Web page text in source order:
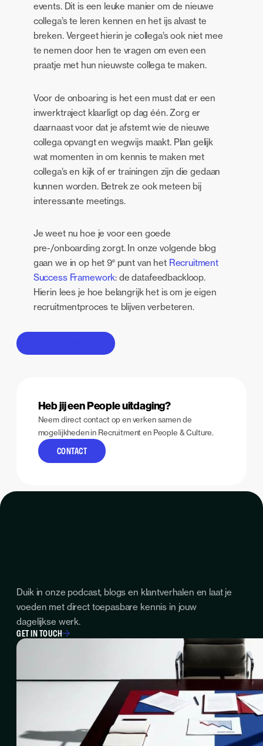
events. Dit is een leuke manier om de nieuwe
collega’s te leren kennen en het ijs alvast te
breken. Vergeet hierin je collega’s ook niet mee
te nemen door hen te vragen om even een
praatje met hun nieuwste collega te maken.
Voor de onboaring is het een must dat er een
inwerktraject klaarligt op dag één. Zorg er
daarnaast voor dat je afstemt wie de nieuwe
collega opvangt en wegwijs maakt. Plan gelijk
wat momenten in om kennis te maken met
collega’s en kijk of er trainingen zijn die gedaan
kunnen worden. Betrek ze ook meteen bij
interessante meetings.
Je weet nu hoe je voor een goede
pre-/onboarding zorgt. In onze volgende blog
gaan we in op het 9epunt van het Recruitment
Success Framework: de datafeedbackloop.
Hierin lees je hoe belangrijk het is om je eigen
recruitmentproces te blijven verbeteren.
Heb jij een People uitdaging?
Neem direct contact op en verken samen de
mogelijkheden in Recruitment en People & Culture.
CONTACT
Duik in onze podcast, blogs en klantverhalen en laat je
voeden met direct toepasbare kennis in jouw
dagelijkse werk.
GET IN TOUCH